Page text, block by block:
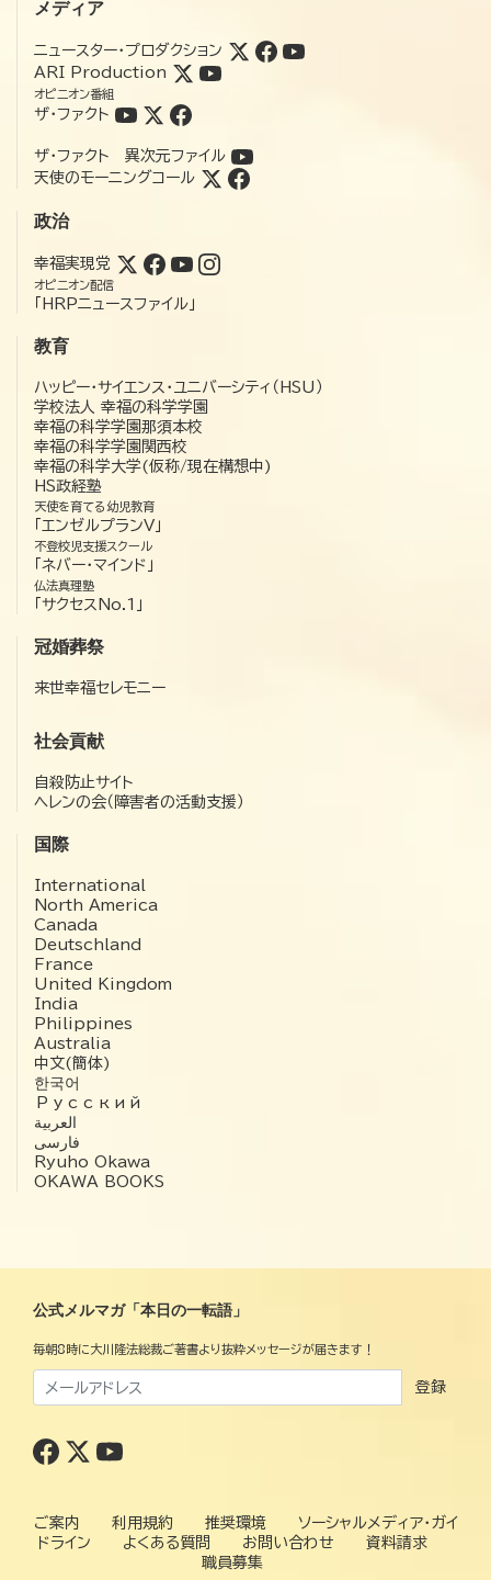
メディア
ニュースター・プロダクション
ARI Production
オピニオン番組
ザ・ファクト
ザ・ファクト 異次元ファイル
天使のモーニングコール
政治
幸福実現党
オピニオン配信
「HRPニュースファイル」
教育
ハッピー・サイエンス・ユニバーシティ（HSU）
学校法人 幸福の科学学園
幸福の科学学園那須本校
幸福の科学学園関西校
幸福の科学大学(仮称/現在構想中)
HS政経塾
天使を育てる幼児教育
「エンゼルプランV」
不登校児支援スクール
「ネバー・マインド」
仏法真理塾
「サクセスNo.1」
冠婚葬祭
来世幸福セレモニー
社会貢献
自殺防止サイト
ヘレンの会（障害者の活動支援）
国際
International
North America
Canada
Deutschland
France
United Kingdom
India
Philippines
Australia
中文(簡体)
한국어
Русский
العربية‏
فارسی
Ryuho Okawa
OKAWA BOOKS
公式メルマガ「本日の一転語」
毎朝8時に大川隆法総裁ご著書より抜粋メッセージが届きます！
登録
ご案内 利用規約 推奨環境
ソーシャルメディア・ガイ
ドライン
よくある質問 お問い合わせ
資料請求
職員募集